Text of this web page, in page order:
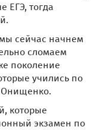
ЕГЭ, тогда
сейчас начнем
сломаем
поколение
учились по
Онищенко.
которые
экзамен по